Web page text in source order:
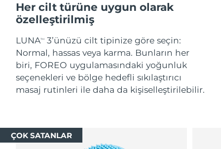
Her cilt türüne uygun olarak
özelleştirilmiş
LUNATM
3’ünüzü cilt tipinize göre seçin:
Normal, hassas veya karma. Bunların her
biri, FOREO uygulamasındaki yoğunluk
seçenekleri ve bölge hedefli sıkılaştırıcı
masaj rutinleri ile daha da kişiselleştirilebilir.
ÇOK SATANLAR